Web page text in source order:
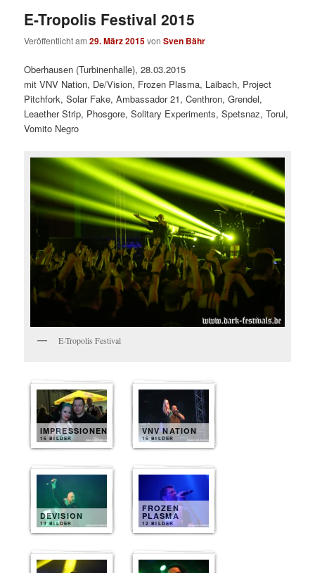
E-Tropolis Festival 2015
Veröffentlicht am29. März 2015vonSven Bähr
Oberhausen (Turbinenhalle), 28.03.2015
mit VNV Nation, De/Vision, Frozen Plasma, Laibach, Project
Pitchfork, Solar Fake, Ambassador 21, Centhron, Grendel,
Leaether Strip, Phosgore, Solitary Experiments, Spetsnaz, Torul,
Vomito Negro
E-Tropolis Festival
IMPRESSIONEN
15 BILDER
VNV NATION
15 BILDER
DEVISION
13 BILDER
FROZEN
PLASMA
12 BILDER